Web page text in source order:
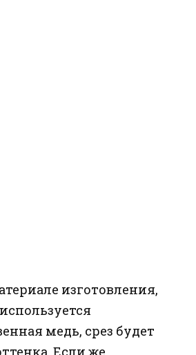
изготовления,
медь, срез будет